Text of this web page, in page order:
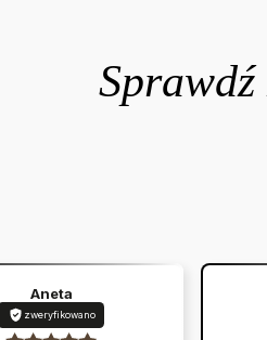
Aneta
zweryfikowano